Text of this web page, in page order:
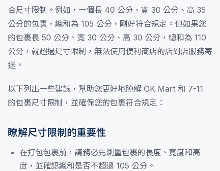
合尺寸限制。例如，一個長 40 公分、寬 30 公分、高 35
公分的包裹，總和為 105 公分，剛好符合規定。但如果您
的包裹長 50 公分、寬 30 公分、高 30 公分，總和為 110
公分，就超過尺寸限制，無法使用便利商店的店到店服務寄
送。
以下列出一些建議，幫助您更好地瞭解 OK Mart 和 7-11
的包裹尺寸限制，並確保您的包裹符合規定：
瞭解尺寸限制的重要性
在打包包裹前，請務必先測量包裹的長度、寬度和高
度，並確認總和是否不超過 105 公分。